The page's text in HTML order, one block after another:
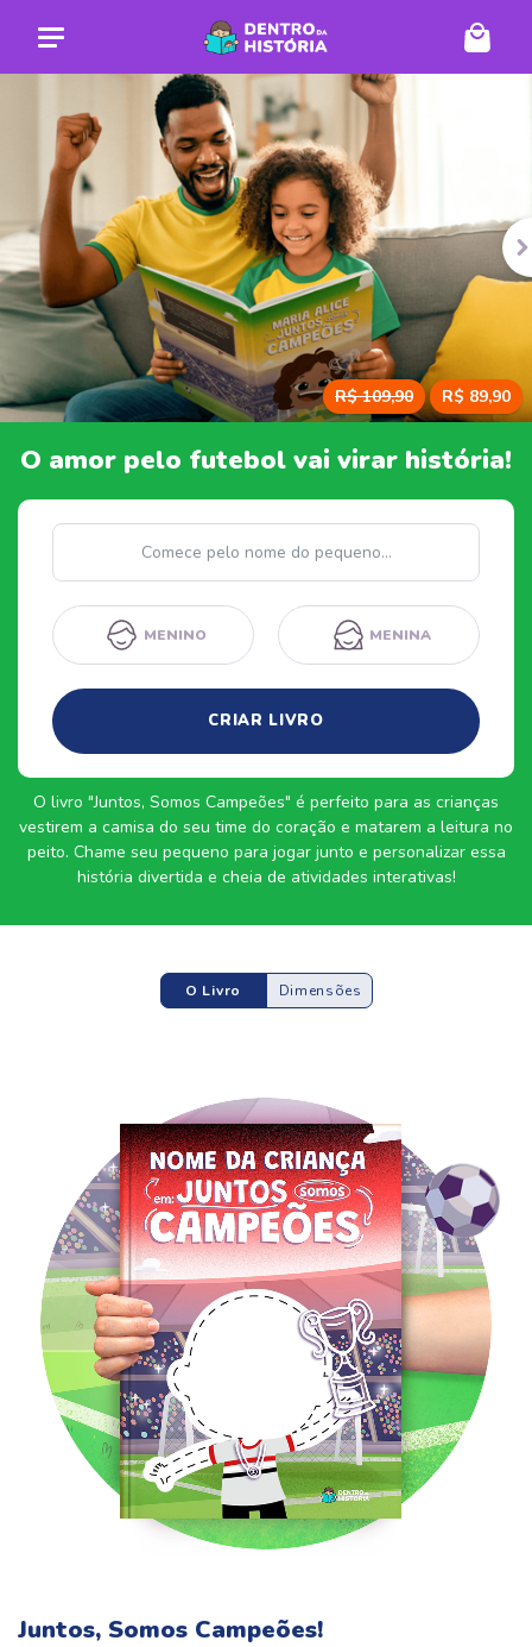
R$ 109,90 R$ 89,90
ANTERIOR
O amor pelo futebol vai virar história!
Nome
MENINO MENINA
CRIAR LIVRO
O livro "Juntos, Somos Campeões" é perfeito para as crianças
vestirem a camisa do seu time do coração e matarem a leitura no
peito. Chame seu pequeno para jogar junto e personalizar essa
história divertida e cheia de atividades interativas!
O Livro Dimensões
Juntos, Somos Campeões!